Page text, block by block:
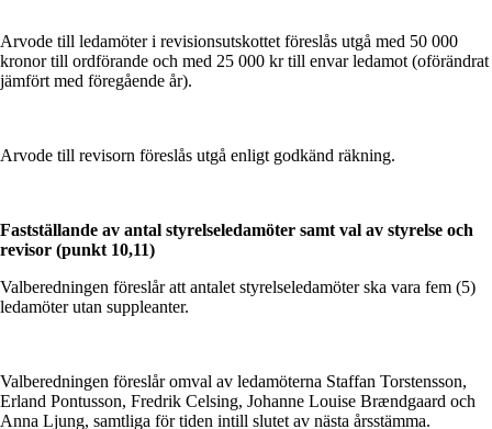
Arvode till ledamöter i revisionsutskottet föreslås utgå med 50 000
kronor till ordförande och med 25 000 kr till envar ledamot (oförändrat
jämfört med föregående år).
Arvode till revisorn föreslås utgå enligt godkänd räkning.
Fastställande av antal styrelseledamöter samt val av styrelse och
revisor (punkt 10,11)
Valberedningen föreslår att antalet styrelseledamöter ska vara fem (5)
ledamöter utan suppleanter.
Valberedningen föreslår omval av ledamöterna Staffan Torstensson,
Erland Pontusson, Fredrik Celsing, Johanne Louise Brændgaard och
Anna Ljung, samtliga för tiden intill slutet av nästa årsstämma.